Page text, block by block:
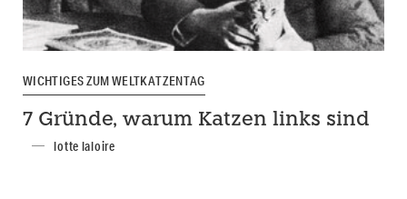
WICHTIGES ZUM WELTKATZENTAG
7 Gründe, warum Katzen links sind
lotte laloire